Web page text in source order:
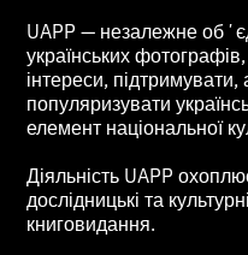
UAPP — незалежне
українських
інтереси, підтримувати,
популяризувати
елемент національної
Діяльність UAPP
дослідницькі та
книговидання.